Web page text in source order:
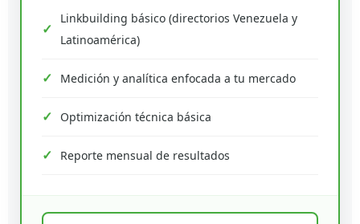
Linkbuilding básico (directorios Venezuela y
Latinoamérica)
Medición y analítica enfocada a tu mercado
Optimización técnica básica
Reporte mensual de resultados